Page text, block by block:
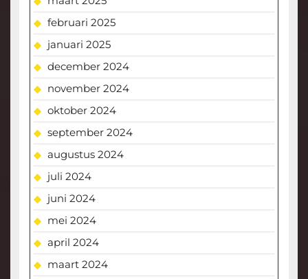
februari 2025
januari 2025
december 2024
november 2024
oktober 2024
september 2024
augustus 2024
juli 2024
juni 2024
mei 2024
april 2024
maart 2024